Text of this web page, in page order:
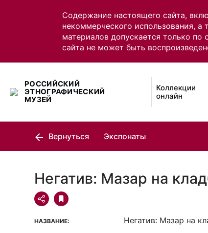
Содержание настоящего сайта,
некоммерческого использования,
материалов допускается только
сайта не может быть
РОССИЙСКИЙ
ЭТНОГРАФИЧЕСКИЙ
МУЗЕЙ
Коллекции
онлайн
Вернуться Экспонаты
Негатив: Мазар на
НАЗВАНИЕ: Негатив: Мазар на